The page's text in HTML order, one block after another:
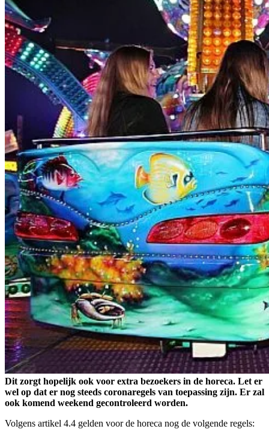
Dit zorgt hopelijk ook voor extra bezoekers in de horeca. Let er
wel op dat er nog steeds coronaregels van toepassing zijn. Er zal
ook komend weekend gecontroleerd worden.
Volgens artikel 4.4 gelden voor de horeca nog de volgende regels: